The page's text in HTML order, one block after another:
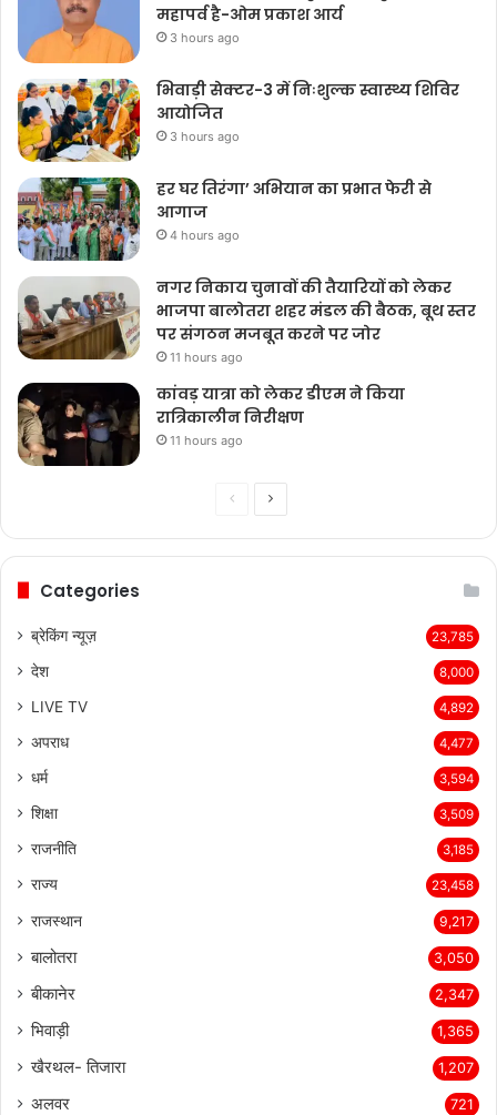
महापर्व है-ओम प्रकाश आर्य
3 hours ago
भिवाड़ी सेक्टर-3 में निःशुल्क स्वास्थ्य शिविर
आयोजित
3 hours ago
हर घर तिरंगा’ अभियान का प्रभात फेरी से
आगाज
4 hours ago
नगर निकाय चुनावों की तैयारियों को लेकर
भाजपा बालोतरा शहर मंडल की बैठक, बूथ स्तर
पर संगठन मजबूत करने पर जोर
11 hours ago
कांवड़ यात्रा को लेकर डीएम ने किया
रात्रिकालीन निरीक्षण
11 hours ago
PreviousNext
Categories
ब्रेकिंग न्यूज़ 23,785
देश 8,000
LIVE TV 4,892
अपराध 4,477
धर्म 3,594
शिक्षा 3,509
राजनीति 3,185
राज्य 23,458
राजस्थान 9,217
बालोतरा 3,050
बीकानेर 2,347
भिवाड़ी 1,365
खैरथल- तिजारा 1,207
अलवर 721